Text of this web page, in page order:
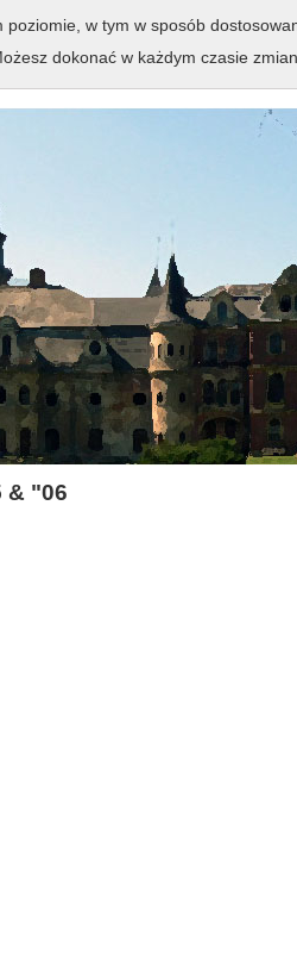
& "06
w tym w sposób
dokonać w każdym czasie